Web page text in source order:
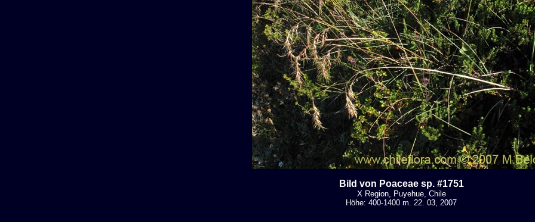
Bild von Poaceae sp. #1751
X Region, Puyehue, Chile
Höhe: 400-1400 m. 22. 03, 2007